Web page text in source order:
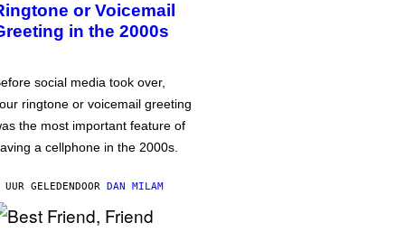
or Voicemail
in the 2000s
social media took over,
ringtone or voicemail greeting
the most important feature of
a cellphone in the 2000s.
GELEDENDOOR DAN MILAM